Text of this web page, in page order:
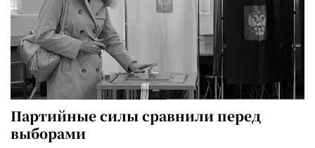
Партийные силы сравнили перед
выборами